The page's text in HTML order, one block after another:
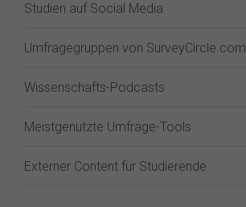
Studien auf Social Media
Umfragegruppen von SurveyCircle.com
Wissenschafts-Podcasts
Meistgenutzte Umfrage-Tools
Externer Content für Studierende